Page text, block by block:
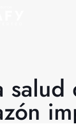
salud